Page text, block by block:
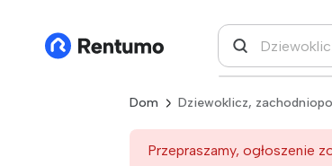
Dom Dziewoklicz,
Przepraszamy, ogłoszenie